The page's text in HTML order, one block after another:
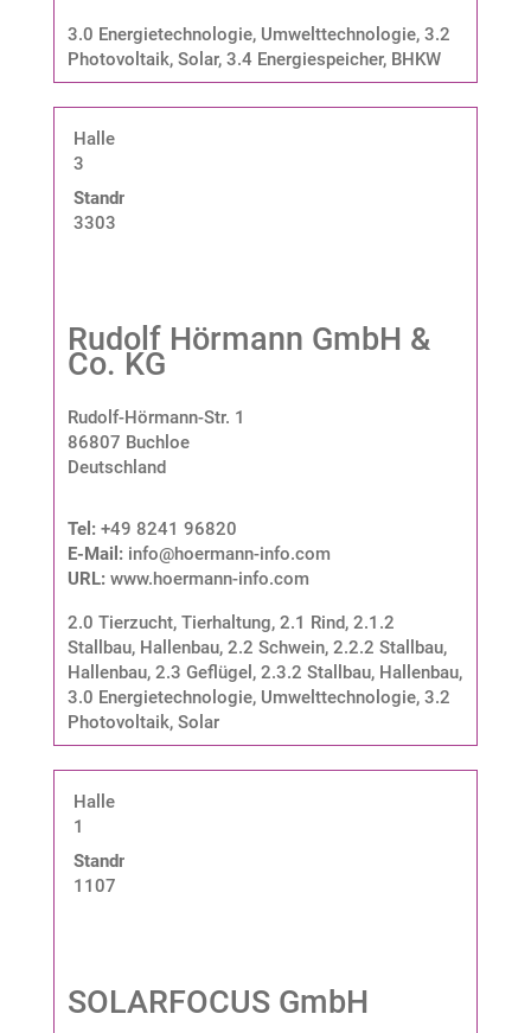
3.0 Energietechnologie, Umwelttechnologie, 3.2
Photovoltaik, Solar, 3.4 Energiespeicher, BHKW
Halle
3
Standnummer:
3303
Rudolf Hörmann GmbH &
Co. KG
Rudolf-Hörmann-Str. 1
86807 Buchloe
Deutschland
Tel: +49 8241 96820
E-Mail: info@hoermann-info.com
URL: www.hoermann-info.com
2.0 Tierzucht, Tierhaltung, 2.1 Rind, 2.1.2
Stallbau, Hallenbau, 2.2 Schwein, 2.2.2 Stallbau,
Hallenbau, 2.3 Geflügel , 2.3.2 Stallbau, Hallenbau,
3.0 Energietechnologie, Umwelttechnologie, 3.2
Photovoltaik, Solar
Halle
1
Standnummer:
1107
SOLARFOCUS GmbH